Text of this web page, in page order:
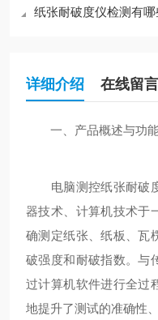
纸张耐破度仪检测有哪
详细介绍 在线留言
一、产品概述与功
电脑测控纸张耐破度
器技术、计算机技术于
确测定纸张、纸板、瓦
破强度和耐破指数。与
过计算机软件进行全过
地提升了测试的准确性